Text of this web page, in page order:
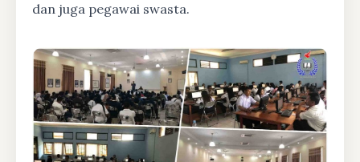
dan juga pegawai swasta.